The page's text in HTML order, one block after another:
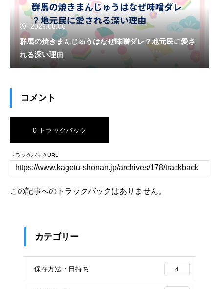
2026.08.06
群馬の焼きまんじゅうはなぜ味噌ダレ？地元民に愛さ
れる深い理由
コメント
0 トラックバック
トラックバックURL
この記事へのトラックバックはありません。
カテゴリー
保存方法・日持ち 4